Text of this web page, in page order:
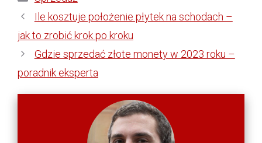
Ile kosztuje położenie płytek na schodach –
jak to zrobić krok po kroku
Gdzie sprzedać złote monety w 2023 roku –
poradnik eksperta